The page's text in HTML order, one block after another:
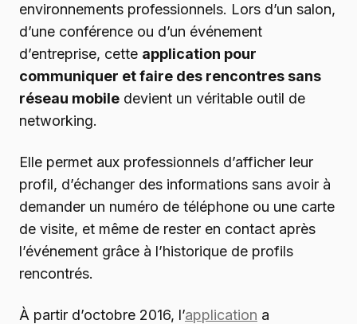
environnements professionnels. Lors d’un salon,
d’une conférence ou d’un événement
d’entreprise, cette application pour
communiquer et faire des rencontres sans
réseau mobile devient un véritable outil de
networking.
Elle permet aux professionnels d’afficher leur
profil, d’échanger des informations sans avoir à
demander un numéro de téléphone ou une carte
de visite, et même de rester en contact après
l’événement grâce à l’historique de profils
rencontrés.
À partir d’octobre 2016, l’application a